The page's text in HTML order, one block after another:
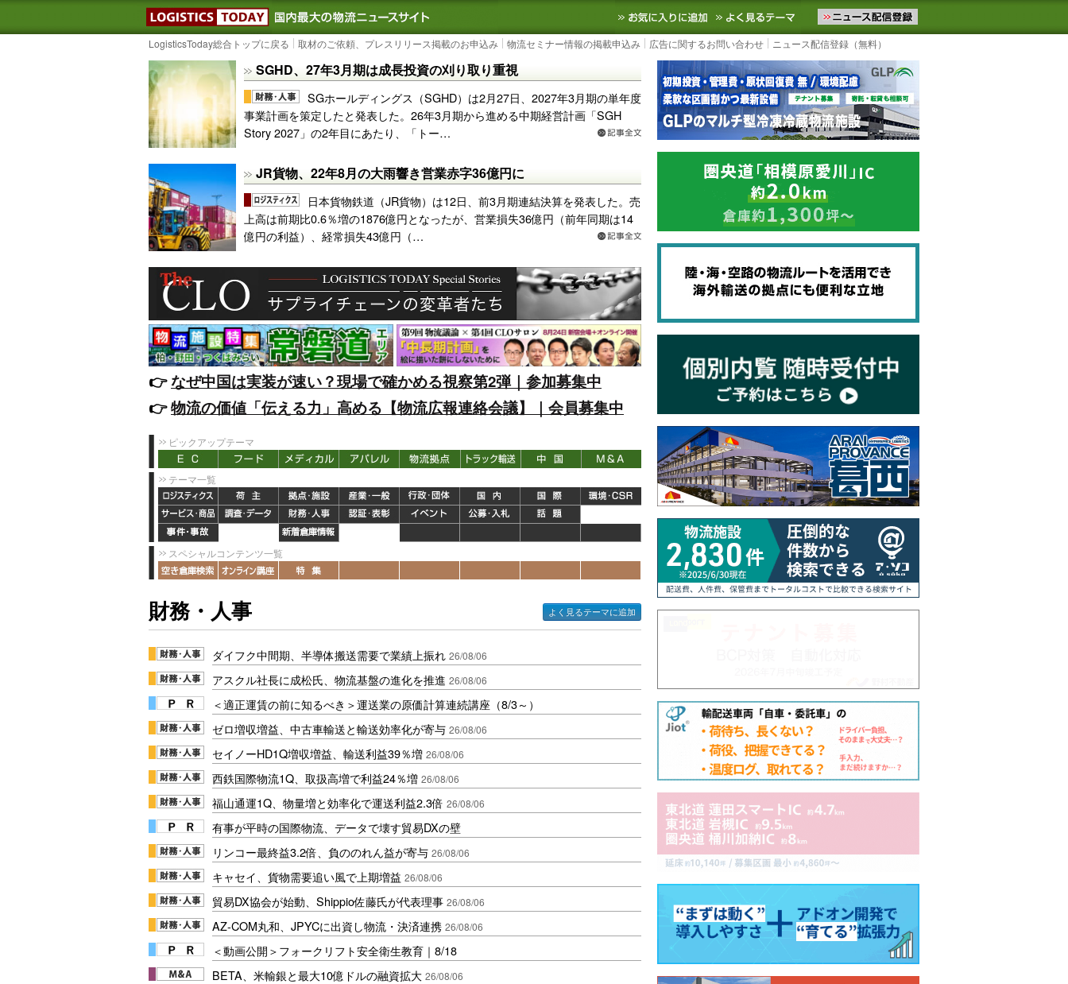
LOGISTICS TODAY｜国内最大の物流ニュースサイト3PL, SCMなど国内外の最新の物流ニュースをお届けします。物流ニュースメール配信を登録す
お気に入りに追加 よく見るテーマ
LogisticsToday総合トップに戻る 取材のご依頼、プレスリリース掲載のお申込み 物流セミナー情報の掲載申込み 広告に関するお問い合わせ ニュース配信登録（無料）
SGHD、27年3月期は成長投資の刈り取り重視
SGホールディングス（SGHD）は2月27日、2027年3月期の単年度
事業計画を策定したと発表した。26年3月期から進める中期経営計画「SGH
Story 2027」の2年目にあたり、「トー…
JR貨物、22年8月の大雨響き営業赤字36億円に
日本貨物鉄道（JR貨物）は12日、前3月期連結決算を発表した。売
上高は前期比0.6％増の1876億円となったが、営業損失36億円（前年同期は14
億円の利益）、経常損失43億円（…
👉️なぜ中国は実装が速い？現場で確かめる視察第2弾｜参加募集中
👉️物流の価値「伝える力」高める【物流広報連絡会議】｜会員募集中
ピックアップテーマ
テーマ一覧
スペシャルコンテンツ一覧
財務・人事 よく見るテーマに追加
ダイフク中間期、半導体搬送需要で業績上振れ 26/08/06
アスクル社長に成松氏、物流基盤の進化を推進 26/08/06
＜適正運賃の前に知るべき＞運送業の原価計算連続講座（8/3～）
ゼロ増収増益、中古車輸送と輸送効率化が寄与 26/08/06
セイノーHD1Q増収増益、輸送利益39％増 26/08/06
西鉄国際物流1Q、取扱高増で利益24％増 26/08/06
福山通運1Q、物量増と効率化で運送利益2.3倍 26/08/06
有事が平時の国際物流、データで壊す貿易DXの壁
リンコー最終益3.2倍、負ののれん益が寄与 26/08/06
キャセイ、貨物需要追い風で上期増益 26/08/06
貿易DX協会が始動、Shippio佐藤氏が代表理事 26/08/06
AZ-COM丸和、JPYCに出資し物流・決済連携 26/08/06
＜動画公開＞フォークリフト安全衛生教育｜8/18
BETA、米輸銀と最大10億ドルの融資拡大 26/08/06